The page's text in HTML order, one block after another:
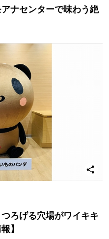
ナセンターで味わう絶
ろげる穴場がワイキキ
】